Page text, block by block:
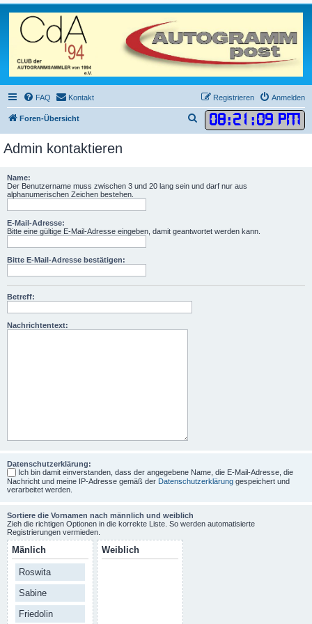
FAQ Kontakt Anmelden
Registrieren
Foren-Übersicht 08:21 :09 PM
u
e
Admin kontaktieren
Name:
Der Benutzername muss zwischen 3 und 20 lang sein und darf nur aus
alphanumerischen Zeichen bestehen.
E-Mail-Adresse:
Bitte eine gültige E-Mail-Adresse eingeben, damit geantwortet werden kann.
Bitte E-Mail-Adresse bestätigen:
Betreff:
Nachrichtentext:
Datenschutzerklärung:
Ich bin damit einverstanden, dass der angegebene Name, die E-Mail-Adresse, die
Nachricht und meine IP-Adresse gemäß der Datenschutzerklärung gespeichert und
verarbeitet werden.
Sortiere die Vornamen nach männlich und weiblich
Zieh die richtigen Optionen in die korrekte Liste. So werden automatisierte
Registrierungen vermieden.
Mänlich
Roswita
Sabine
Friedolin
Weiblich